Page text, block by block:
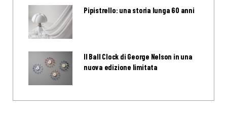
Pipistrello: una storia lunga 60 anni
Il Ball Clock di George Nelson in una
nuova edizione limitata